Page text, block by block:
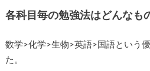
各科目毎の勉強法はどんなも
数学>化学>生物>英語>国語という
た。